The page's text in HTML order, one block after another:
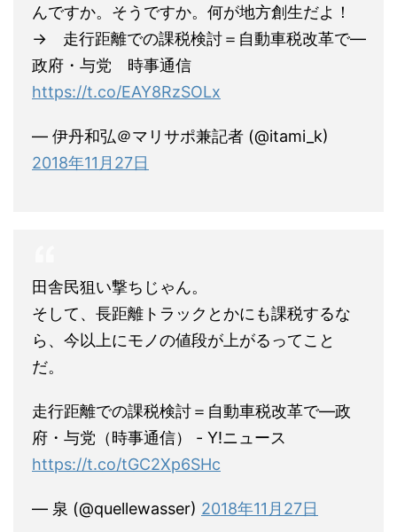
んですか。そうですか。何が地方創生だよ！
→ 走行距離での課税検討＝自動車税改革で―
政府・与党 時事通信
https://t.co/EAY8RzSOLx
— 伊丹和弘＠マリサポ兼記者 (@itami_k)
2018年11月27日
田舎民狙い撃ちじゃん。
そして、長距離トラックとかにも課税するな
ら、今以上にモノの値段が上がるってこと
だ。
走行距離での課税検討＝自動車税改革で―政
府・与党（時事通信） - Y!ニュース
https://t.co/tGC2Xp6SHc
— 泉 (@quellewasser) 2018年11月27日